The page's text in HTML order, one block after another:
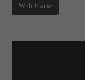
With Frame